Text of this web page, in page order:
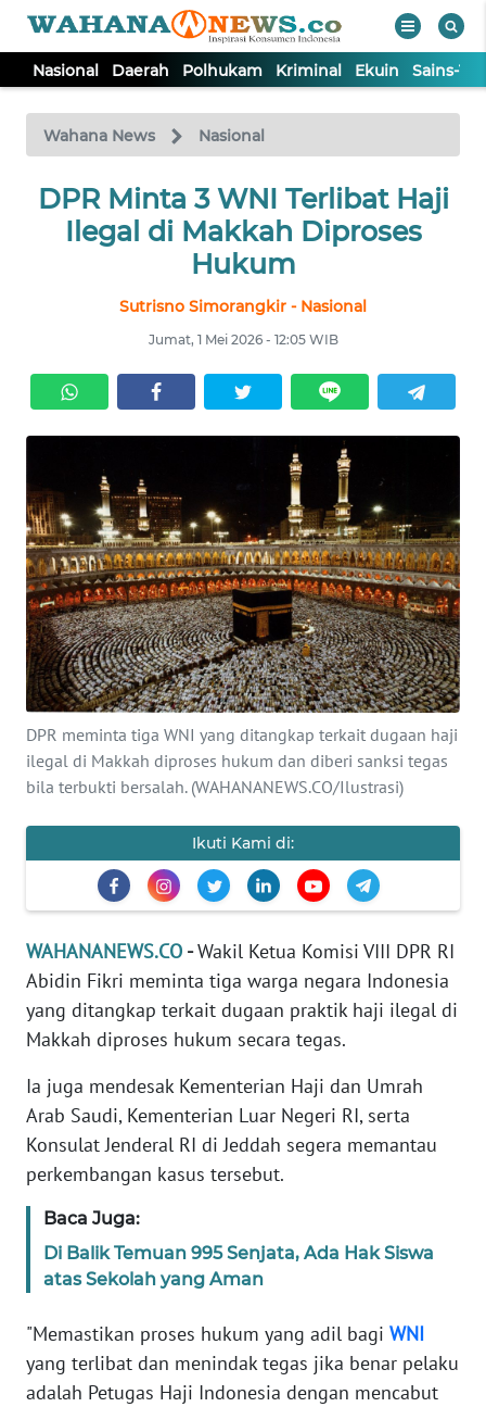
Nasional Daerah Polhukam Kriminal Ekuin Sains-
Wahana News Nasional
DPR Minta 3 WNI Terlibat Haji
Ilegal di Makkah Diproses
Hukum
Sutrisno Simorangkir - Nasional
Jumat, 1 Mei 2026 - 12:05 WIB
DPR meminta tiga WNI yang ditangkap terkait dugaan haji
ilegal di Makkah diproses hukum dan diberi sanksi tegas
bila terbukti bersalah. (WAHANANEWS.CO/Ilustrasi)
Ikuti Kami di:
WAHANANEWS.CO -Wakil Ketua Komisi VIII DPR RI
Abidin Fikri meminta tiga warga negara Indonesia
yang ditangkap terkait dugaan praktik haji ilegal di
Makkah diproses hukum secara tegas.
Ia juga mendesak Kementerian Haji dan Umrah
Arab Saudi, Kementerian Luar Negeri RI, serta
Konsulat Jenderal RI di Jeddah segera memantau
perkembangan kasus tersebut.
Baca Juga:
Di Balik Temuan 995 Senjata, Ada Hak Siswa
atas Sekolah yang Aman
"Memastikan proses hukum yang adil bagi WNI
yang terlibat dan menindak tegas jika benar pelaku
adalah Petugas Haji Indonesia dengan mencabut
TV
Tutup
NASIONAL
KRIMINAL
EKUIN
SAINS-TEKNO
KESEHATAN
INTERNASIONAL
SERBA-SERBI
PENDIDIKAN
OPINI
Informasi
INDEKS
BERITA
KONTAK
IKLAN
TENTANG
MEDIA
SIBER